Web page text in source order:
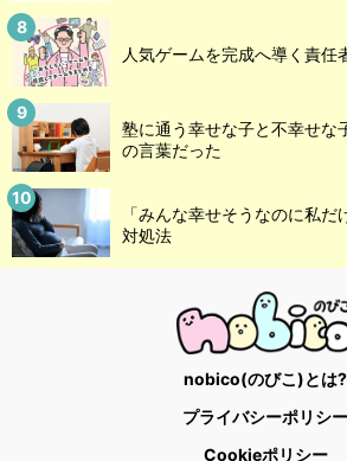
人気ゲームを完成へ導く責任
塾に通う幸せな子と不幸せな
の言葉だった
「みんな幸せそうなのに私
対処法
nobico(のびこ)とは?
プライバシーポリシー
Cookieポリシー